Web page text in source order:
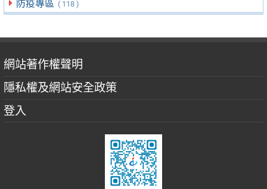
防疫專區 ( 118 )
網站著作權聲明
隱私權及網站安全政策
登入